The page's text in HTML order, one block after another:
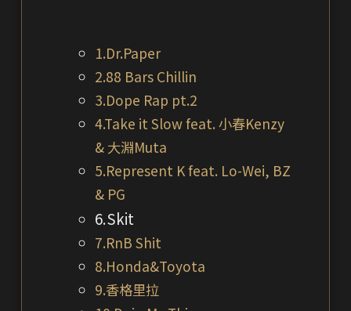
1.Dr.Paper
2.88 Bars Chillin
3.Dope Rap pt.2
4.Take it Slow feat. 小春Kenzy
& 大淵Muta
5.Represent K feat. Lo-Wei, BZ
& PG
6.Skit
7.RnB Shit
8.Honda&Toyota
9.香格里拉